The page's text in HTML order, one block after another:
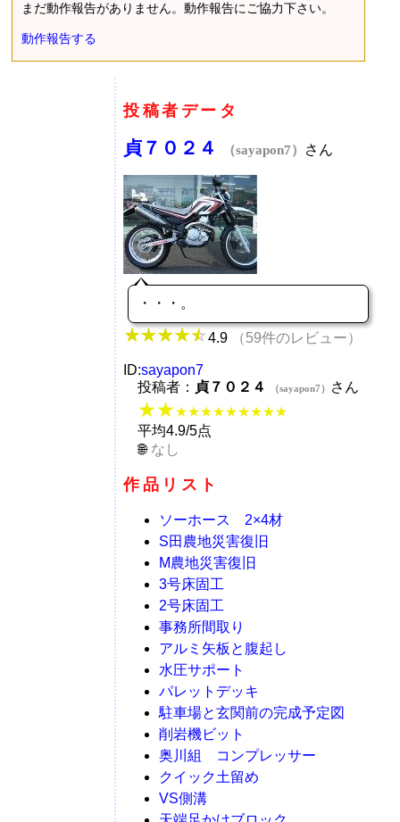
まだ動作報告がありません。動作報告にご協力下さい。
動作報告する
投稿者データ
貞７０２４ （sayapon7） さん
・・・。
4.9 （59件のレビュー）
ID:sayapon7
投稿者： 貞７０２４ （sayapon7） さん
★★★★★★★★★★★
平均4.9/5点
なし
作品リスト
ソーホース 2×4材
S田農地災害復旧
M農地災害復旧
3号床固工
2号床固工
事務所間取り
アルミ矢板と腹起し
水圧サポート
パレットデッキ
駐車場と玄関前の完成予定図
削岩機ビット
奥川組 コンプレッサー
クイック土留め
VS側溝